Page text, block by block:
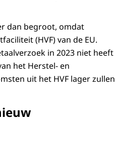
dan begroot, omdat
(HVF) van de EU.
in 2023 niet heeft
het Herstel- en
uit het HVF lager zullen